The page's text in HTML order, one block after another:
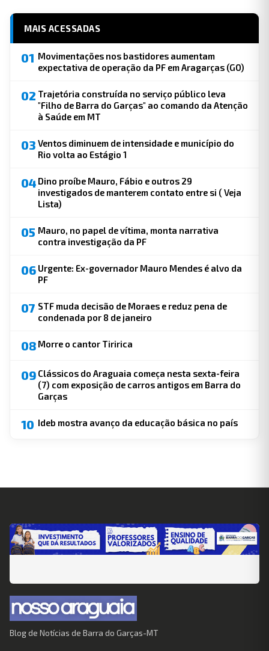
MAIS ACESSADAS
01 Movimentações nos bastidores aumentam
expectativa de operação da PF em Aragarças (GO)
02 Trajetória construída no serviço público leva
"Filho de Barra do Garças" ao comando da Atenção
à Saúde em MT
03 Ventos diminuem de intensidade e município do
Rio volta ao Estágio 1
04 Dino proíbe Mauro, Fábio e outros 29
investigados de manterem contato entre si ( Veja
Lista)
05 Mauro, no papel de vítima, monta narrativa
contra investigação da PF
06 Urgente: Ex-governador Mauro Mendes é alvo da
PF
07 STF muda decisão de Moraes e reduz pena de
condenada por 8 de janeiro
08 Morre o cantor Tiririca
09 Clássicos do Araguaia começa nesta sexta-feira
(7) com exposição de carros antigos em Barra do
Garças
10 Ideb mostra avanço da educação básica no país
Blog de Notícias de Barra do Garças-MT